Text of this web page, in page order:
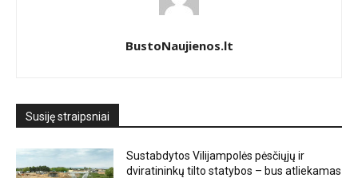
BustoNaujienos.lt
Susiję straipsniai
Sustabdytos Vilijampolės pėsčiųjų ir
dviratininkų tilto statybos – bus atliekamas